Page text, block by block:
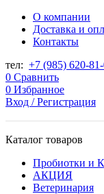
О компании
Доставка и
Контакты
тел: +7 (985) 620-
0 Сравнить
0 Избранное
Вход / Регистрация
Каталог товаров
Пробиотки и
АКЦИЯ
Ветеринария